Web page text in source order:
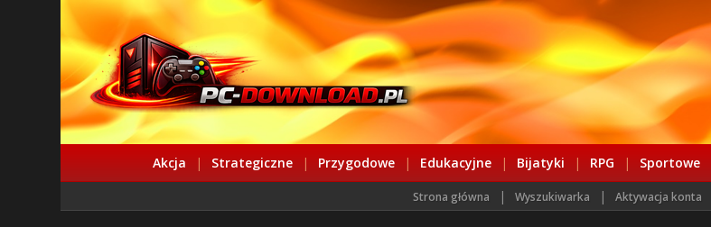
Akcja | Strategiczne | Przygodowe | Edukacyjne | Bijatyki | RPG | Sportowe
Strona główna | Wyszukiwarka | Aktywacja konta